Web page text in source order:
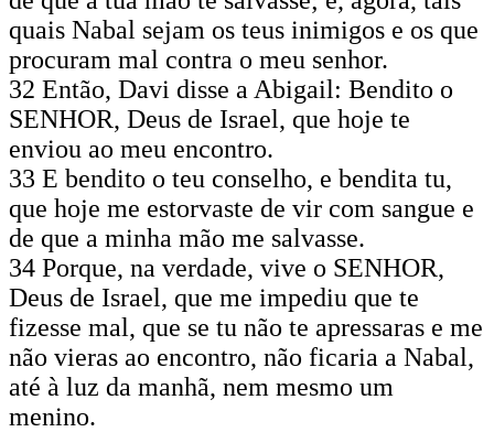
quais Nabal sejam os teus inimigos e os que
procuram mal contra o meu senhor.
32 Então, Davi disse a Abigail: Bendito o
SENHOR, Deus de Israel, que hoje te
enviou ao meu encontro.
33 E bendito o teu conselho, e bendita tu,
que hoje me estorvaste de vir com sangue e
de que a minha mão me salvasse.
34 Porque, na verdade, vive o SENHOR,
Deus de Israel, que me impediu que te
fizesse mal, que se tu não te apressaras e me
não vieras ao encontro, não ficaria a Nabal,
até à luz da manhã, nem mesmo um
menino.